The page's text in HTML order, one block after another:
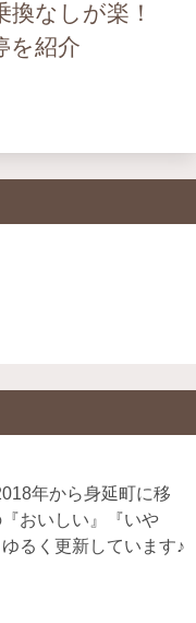
なしが楽！
を紹介
年から身延町に移
おいしい』『いや
るく更新しています♪